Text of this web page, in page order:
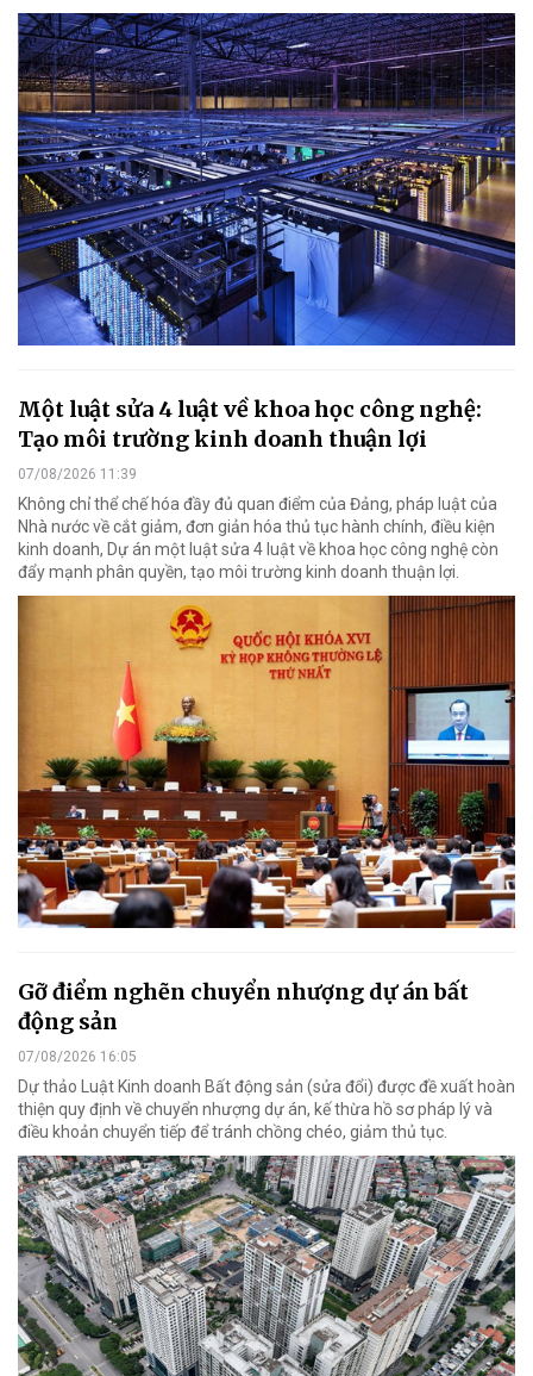
Một luật sửa 4 luật về khoa học công nghệ:
Tạo môi trường kinh doanh thuận lợi
07/08/2026 11:39
Không chỉ thể chế hóa đầy đủ quan điểm của Đảng, pháp luật của
Nhà nước về cắt giảm, đơn giản hóa thủ tục hành chính, điều kiện
kinh doanh, Dự án một luật sửa 4 luật về khoa học công nghệ còn
đẩy mạnh phân quyền, tạo môi trường kinh doanh thuận lợi.
Gỡ điểm nghẽn chuyển nhượng dự án bất
động sản
07/08/2026 16:05
Dự thảo Luật Kinh doanh Bất động sản (sửa đổi) được đề xuất hoàn
thiện quy định về chuyển nhượng dự án, kế thừa hồ sơ pháp lý và
điều khoản chuyển tiếp để tránh chồng chéo, giảm thủ tục.